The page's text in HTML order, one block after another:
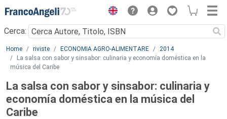
Menu
Cerca:
Main content
Home riviste ECONOMIA AGRO-ALIMENTARE
2014
La salsa con sabor y sinsabor: culinaria y economía doméstica en la
música del Caribe
La salsa con sabor y sinsabor: culinaria y
economía doméstica en la música del
Caribe